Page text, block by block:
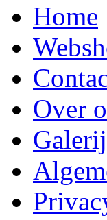
Home
Over
Galerij